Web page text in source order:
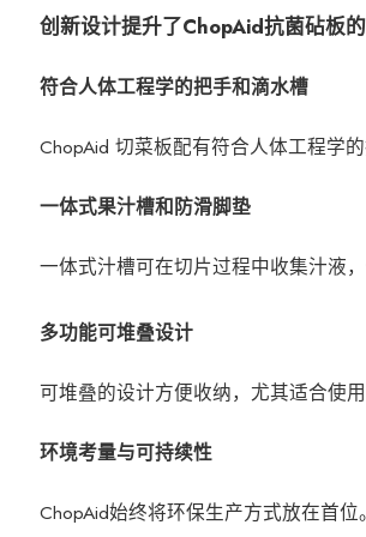
创新设计提升了ChopAid抗菌砧板
符合人体工程学的把手和滴水槽
ChopAid 切菜板配有符合人体工程学
一体式果汁槽和防滑脚垫
一体式汁槽可在切片过程中收集汁液
多功能可堆叠设计
可堆叠的设计方便收纳，尤其适合使
环境考量与可持续性
ChopAid始终将环保生产方式放在首